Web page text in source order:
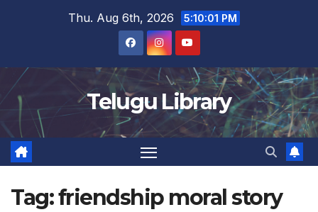
Thu. Aug 6th, 2026 5:10:01 PM
Telugu Library
Tag:friendship moral story